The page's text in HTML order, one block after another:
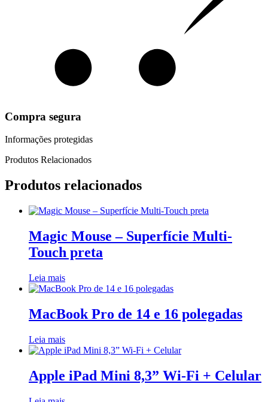
Compra segura
Informações protegidas
Produtos Relacionados
Produtos relacionados
Magic Mouse – Superfície Multi-
Touch preta
Leia mais
MacBook Pro de 14 e 16 polegadas
Leia mais
Apple iPad Mini 8,3” Wi-Fi + Celular